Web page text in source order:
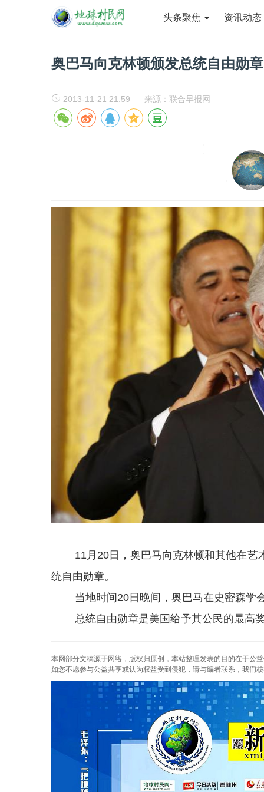
头条聚焦 资讯动态
奥巴马向克林顿颁发总统自由勋章
2013-11-21 21:59 来源：联合早报网
11月20日，奥巴马向克林顿和其他在艺
统自由勋章。
当地时间20日晚间，奥巴马在史密森学
总统自由勋章是美国给予其公民的最高
本网部分文稿源于网络，版权归原创，本站整理发表的目的在于公
如您不愿参与公益共享或认为权益受到侵犯，请与编者联系，我们